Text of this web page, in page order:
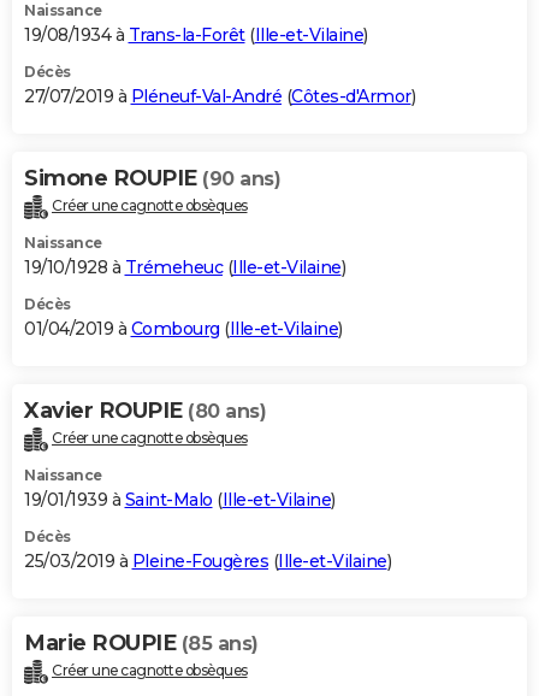
Naissance
19/08/1934 à Trans-la-Forêt(Ille-et-Vilaine)
Décès
27/07/2019 à Pléneuf-Val-André (Côtes-d'Armor)
Simone ROUPIE (90 ans)
Créer une cagnotte obsèques
Naissance
19/10/1928 à Trémeheuc(Ille-et-Vilaine)
Décès
01/04/2019 à Combourg (Ille-et-Vilaine)
Xavier ROUPIE (80 ans)
Créer une cagnotte obsèques
Naissance
19/01/1939 à Saint-Malo (Ille-et-Vilaine)
Décès
25/03/2019 à Pleine-Fougères (Ille-et-Vilaine)
Marie ROUPIE (85 ans)
Créer une cagnotte obsèques